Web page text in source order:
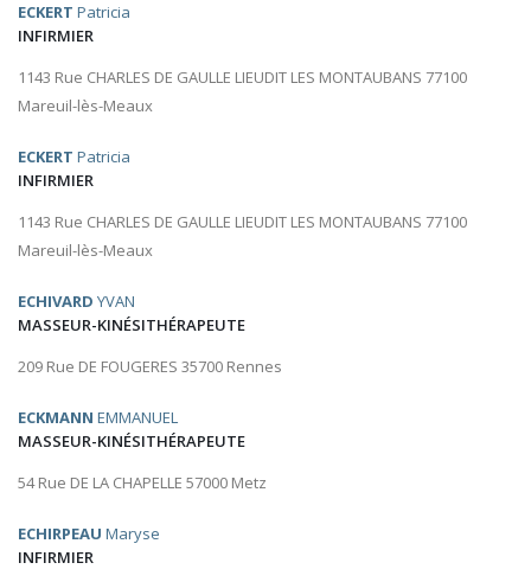
ECKERT Patricia
INFIRMIER
1143 Rue CHARLES DE GAULLE LIEUDIT LES MONTAUBANS 77100
Mareuil-lès-Meaux
ECKERT Patricia
INFIRMIER
1143 Rue CHARLES DE GAULLE LIEUDIT LES MONTAUBANS 77100
Mareuil-lès-Meaux
ECHIVARD YVAN
MASSEUR-KINÉSITHÉRAPEUTE
209 Rue DE FOUGERES 35700 Rennes
ECKMANN EMMANUEL
MASSEUR-KINÉSITHÉRAPEUTE
54 Rue DE LA CHAPELLE 57000 Metz
ECHIRPEAU Maryse
INFIRMIER